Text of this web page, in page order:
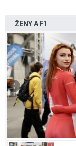
ŽENY A F1